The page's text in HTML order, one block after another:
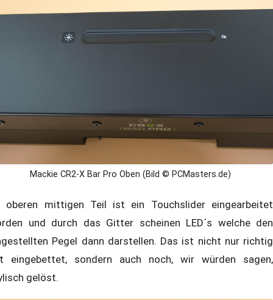
Mackie CR2-X Bar Pro Oben (Bild © PCMasters.de)
oberen mittigen Teil ist ein Touchslider eingearbeitet
und durch das Gitter scheinen LED´s welche den
Pegel dann darstellen. Das ist nicht nur richtig
eingebettet, sondern auch noch, wir würden sagen,
gelöst.